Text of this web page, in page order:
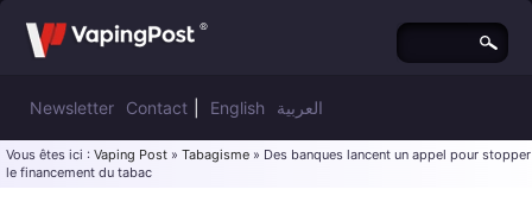
Newsletter Contact English العربية
Vous êtes ici : Vaping Post » Tabagisme » Des banques lancent un appel pour stopper
le financement du tabac